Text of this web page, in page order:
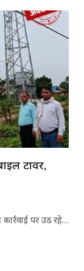
टावर,
पर उठ रहे…